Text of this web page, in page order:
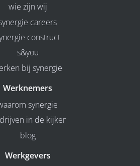
wie zijn wij
careers
construct
s&you
bij synergie
Werknemers
synergie
in de kijker
blog
Werkgevers